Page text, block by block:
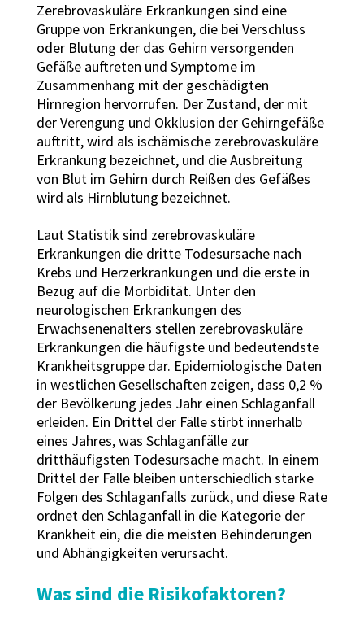
Zerebrovaskuläre Erkrankungen sind eine
Gruppe von Erkrankungen, die bei Verschluss
oder Blutung der das Gehirn versorgenden
Gefäße auftreten und Symptome im
Zusammenhang mit der geschädigten
Hirnregion hervorrufen. Der Zustand, der mit
der Verengung und Okklusion der Gehirngefäße
auftritt, wird als ischämische zerebrovaskuläre
Erkrankung bezeichnet, und die Ausbreitung
von Blut im Gehirn durch Reißen des Gefäßes
wird als Hirnblutung bezeichnet.
Laut Statistik sind zerebrovaskuläre
Erkrankungen die dritte Todesursache nach
Krebs und Herzerkrankungen und die erste in
Bezug auf die Morbidität. Unter den
neurologischen Erkrankungen des
Erwachsenenalters stellen zerebrovaskuläre
Erkrankungen die häufigste und bedeutendste
Krankheitsgruppe dar. Epidemiologische Daten
in westlichen Gesellschaften zeigen, dass 0,2 %
der Bevölkerung jedes Jahr einen Schlaganfall
erleiden. Ein Drittel der Fälle stirbt innerhalb
eines Jahres, was Schlaganfälle zur
dritthäufigsten Todesursache macht. In einem
Drittel der Fälle bleiben unterschiedlich starke
Folgen des Schlaganfalls zurück, und diese Rate
ordnet den Schlaganfall in die Kategorie der
Krankheit ein, die die meisten Behinderungen
und Abhängigkeiten verursacht.
Was sind die Risikofaktoren?